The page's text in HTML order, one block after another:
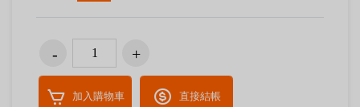
加入購物車 直接結帳